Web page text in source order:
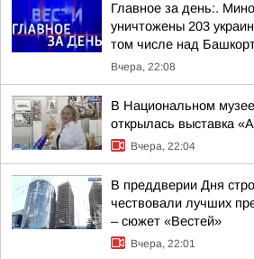
Главное за день:.
уничтожены 203
том числе над
Вчера, 22:08
В Национальном
открылась выставка
Вчера, 22:04
В преддверии Дня
чествовали лучших
– сюжет «Вестей»
Вчера, 22:01